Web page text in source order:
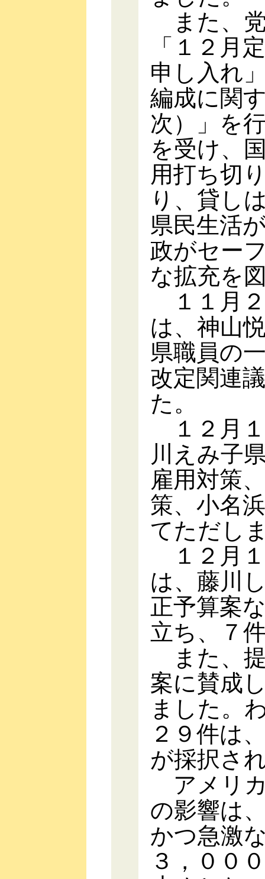
また、
「１２月
申し入れ
編成に関
次）」を
を受け、
用打ち切
り、貸し
県民生活
政がセー
な拡充を
１１月
は、神山
県職員の
改定関連
た。
１２月
川えみ子
雇用対策
策、小名
てただし
１２月
は、藤川
正予算案
立ち、７
また、
案に賛成
ました。
２９件は
が採択さ
アメリ
の影響は
かつ急激
３，００